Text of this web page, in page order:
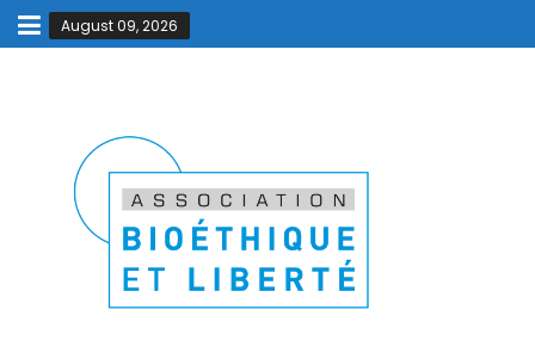
August 09, 2026